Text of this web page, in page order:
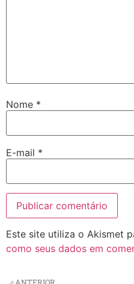
Nome *
E-mail *
Este site utiliza o Akismet
como seus dados em
ANTERIOR